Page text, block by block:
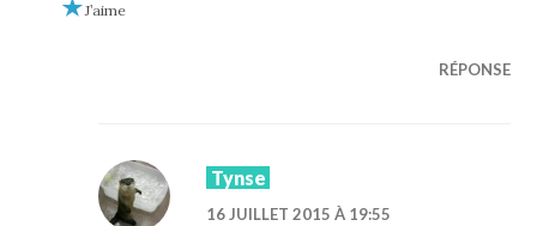
J’aime
RÉPONSE
Tynse
16 JUILLET 2015 À 19:55